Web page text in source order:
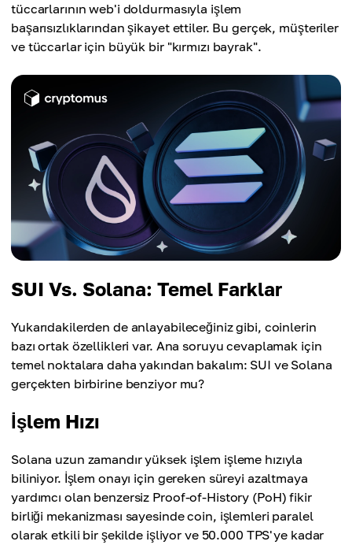
tüccarlarının web'i doldurmasıyla işlem
başarısızlıklarından şikayet ettiler. Bu gerçek, müşteriler
ve tüccarlar için büyük bir "kırmızı bayrak".
SUI Vs. Solana: Temel Farklar
Yukarıdakilerden de anlayabileceğiniz gibi, coinlerin
bazı ortak özellikleri var. Ana soruyu cevaplamak için
temel noktalara daha yakından bakalım: SUI ve Solana
gerçekten birbirine benziyor mu?
İşlem Hızı
Solana uzun zamandır yüksek işlem işleme hızıyla
biliniyor. İşlem onayı için gereken süreyi azaltmaya
yardımcı olan benzersiz Proof-of-History (PoH) fikir
birliği mekanizması sayesinde coin, işlemleri paralel
olarak etkili bir şekilde işliyor ve 50.000 TPS'ye kadar